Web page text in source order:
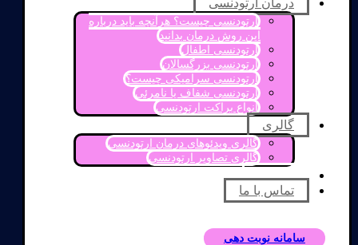
درمان ارتودنسی
ارتودنسی چیست؟ هرآنچه باید درباره
این روش درمان بدانید
ارتودنسی اطفال
ارتودنسی بزرگسالان
ارتودنسی سرامیکی چیست؟
ارتودنسی شفاف یا نامرئی
انواع براکت ارتودنسی
گالری
گالری ویدئوهای درمان ارتودنسی
گالری تصاویر ارتودنسی
مقالات
تماس با ما
سامانه نوبت دهی